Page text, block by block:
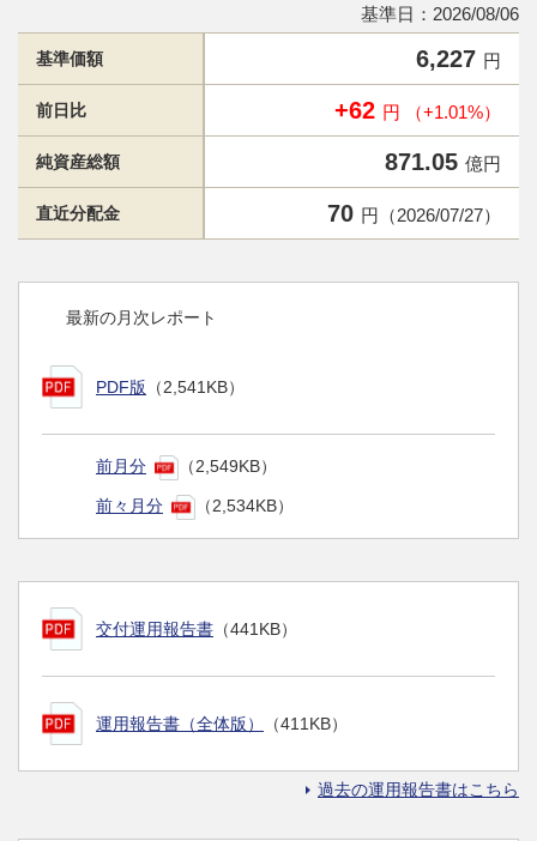
基準日：2026/08/06
基準価額 6,227 円
前日比 +62 円 （+1.01%）
純資産総額 871.05 億円
直近分配金 70 円（2026/07/27）
最新の月次レポート
PDF版 （2,541KB）
前月分 （2,549KB）
前々月分 （2,534KB）
交付運用報告書 （441KB）
運用報告書（全体版） （411KB）
過去の運用報告書はこちら